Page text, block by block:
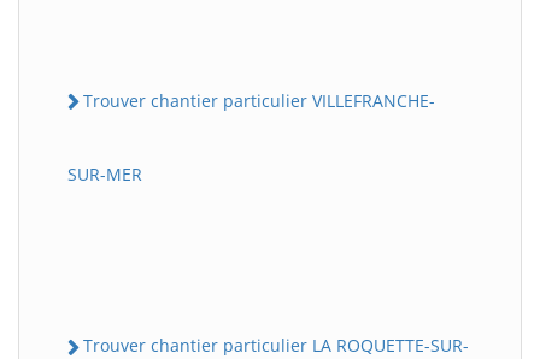
Trouver chantier particulier VILLEFRANCHE-
SUR-MER
Trouver chantier particulier LA ROQUETTE-SUR-